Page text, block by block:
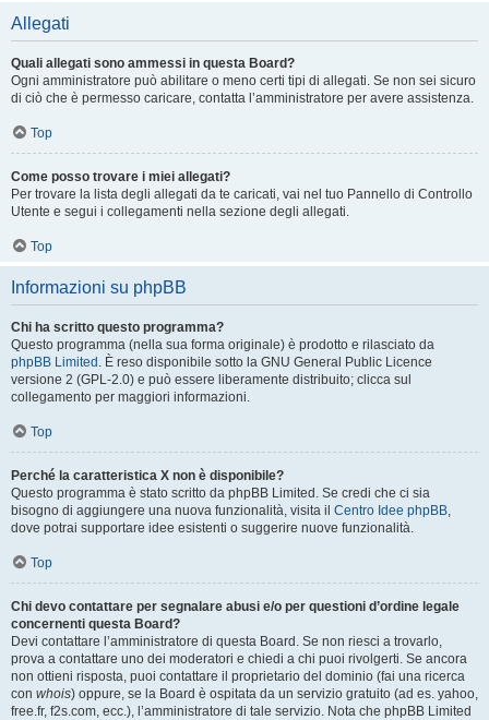
Allegati
Quali allegati sono ammessi in questa Board?
Ogni amministratore può abilitare o meno certi tipi di allegati. Se non sei sicuro
di ciò che è permesso caricare, contatta l’amministratore per avere assistenza.
Top
Come posso trovare i miei allegati?
Per trovare la lista degli allegati da te caricati, vai nel tuo Pannello di Controllo
Utente e segui i collegamenti nella sezione degli allegati.
Top
Informazioni su phpBB
Chi ha scritto questo programma?
Questo programma (nella sua forma originale) è prodotto e rilasciato da
phpBB Limited . È reso disponibile sotto la GNU General Public Licence
versione 2 (GPL-2.0) e può essere liberamente distribuito; clicca sul
collegamento per maggiori informazioni.
Top
Perché la caratteristica X non è disponibile?
Questo programma è stato scritto da phpBB Limited. Se credi che ci sia
bisogno di aggiungere una nuova funzionalità, visita il Centro Idee phpBB,
dove potrai supportare idee esistenti o suggerire nuove funzionalità.
Top
Chi devo contattare per segnalare abusi e/o per questioni d’ordine legale
concernenti questa Board?
Devi contattare l’amministratore di questa Board. Se non riesci a trovarlo,
prova a contattare uno dei moderatori e chiedi a chi puoi rivolgerti. Se ancora
non ottieni risposta, puoi contattare il proprietario del dominio (fai una ricerca
con whois) oppure, se la Board è ospitata da un servizio gratuito (ad es. yahoo,
free.fr, f2s.com, ecc.), l’amministratore di tale servizio. Nota che phpBB Limited